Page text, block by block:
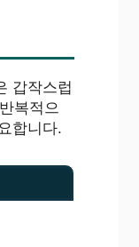
갑작스럽
복적으
합니다.